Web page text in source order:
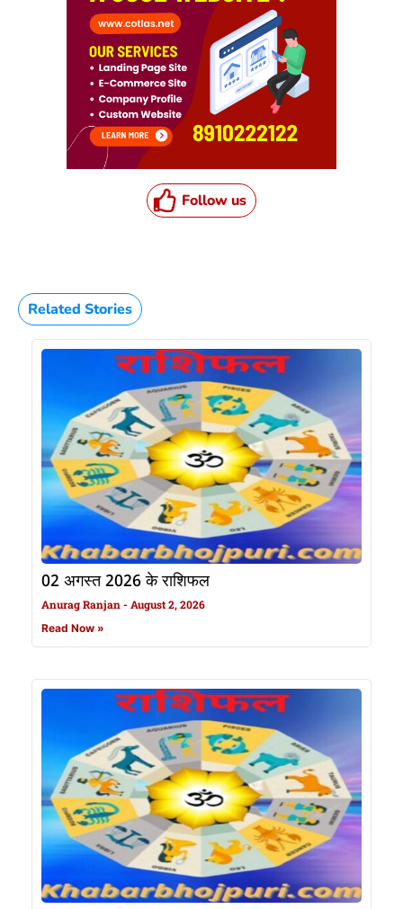
Follow us
Related Stories
02 अगस्त 2026 के राशिफल
Anurag Ranjan August 2, 2026
Read Now »